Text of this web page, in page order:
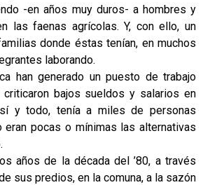
-en años muy duros- a hombres y
las faenas agrícolas. Y, con ello, un
donde éstas tenían, en muchos
laborando.
han generado un puesto de trabajo
criticaron bajos sueldos y salarios en
y todo, tenía a miles de personas
eran pocas o mínimas las alternativas
años de la década del ’80, a través
sus predios, en la comuna, a la sazón